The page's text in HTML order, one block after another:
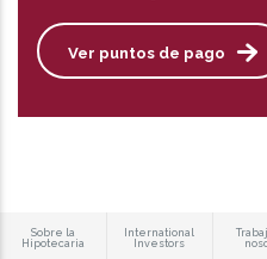
Ver puntos de pago
Sobre la
Hipotecaria
International
Investors